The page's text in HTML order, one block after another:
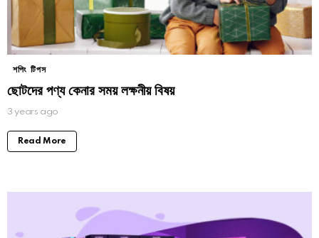
শপিং টিপস
ছোটদের পণ্য কেনার সময় লক্ষনীয় বিষয়
3 years ago
Read More